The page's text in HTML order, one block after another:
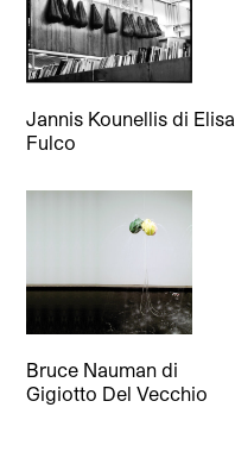
Jannis Kounellisdi Elisa
Fulco
Bruce Naumandi
Gigiotto Del Vecchio